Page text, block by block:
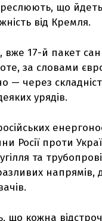
що
від Кремля.
вже 17-й пакет
за словами
— через
урядів.
Росії проти
та
що кожна